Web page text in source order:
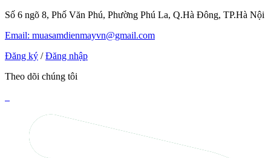
Số 6 ngõ 8, Phố Văn Phú, Phường Phú La, Q.Hà Đông, TP.Hà Nội
Email: muasamdienmayvn@gmail.com
Đăng ký / Đăng nhập
Theo dõi chúng tôi